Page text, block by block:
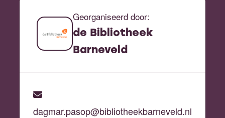
Georganiseerd door:
de Bibliotheek
Barneveld
dagmar.pasop@bibliotheekbarneveld.nl